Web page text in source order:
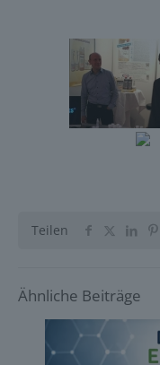
Teilen
Ähnliche Beiträge